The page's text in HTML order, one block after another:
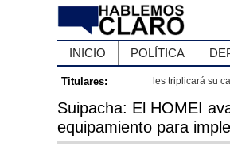
INICIO POLÍTICA
Titulares:
construcción de una nueva Estación
Suipacha: El HOMEI
equipamiento para